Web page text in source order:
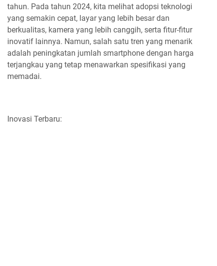
tahun. Pada tahun 2024, kita melihat adopsi teknologi
yang semakin cepat, layar yang lebih besar dan
berkualitas, kamera yang lebih canggih, serta fitur-fitur
inovatif lainnya. Namun, salah satu tren yang menarik
adalah peningkatan jumlah smartphone dengan harga
terjangkau yang tetap menawarkan spesifikasi yang
memadai.
Inovasi Terbaru: